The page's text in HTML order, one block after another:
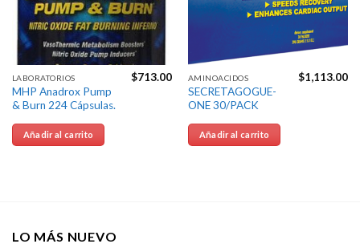
LABORATORIOS
MHP Anadrox Pump
& Burn 224 Cápsulas.
$713.00
Añadir al carrito
AMINOACIDOS
SECRETAGOGUE-
ONE 30/PACK
$1,113.00
Añadir al carrito
LO MÁS NUEVO